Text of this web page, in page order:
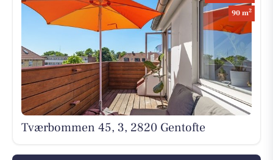
90 m2
Tværbommen 45, 3, 2820 Gentofte